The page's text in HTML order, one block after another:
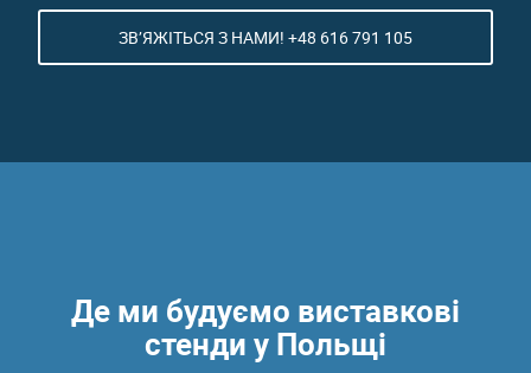
ЗВ’ЯЖІТЬСЯ З НАМИ! +48 616 791 105
Де ми будуємо виставкові
стенди у Польщі